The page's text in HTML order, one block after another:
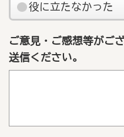
役に立たなかった
ご意見・ご感想等がご
送信ください。